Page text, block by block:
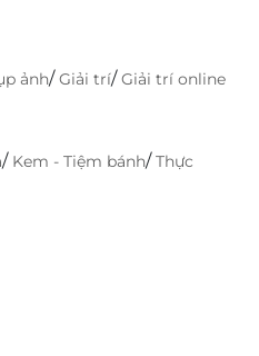
LifeLink
ảnh/Giải trí/Giải trí online
/ Kem - Tiệm bánh/Thực